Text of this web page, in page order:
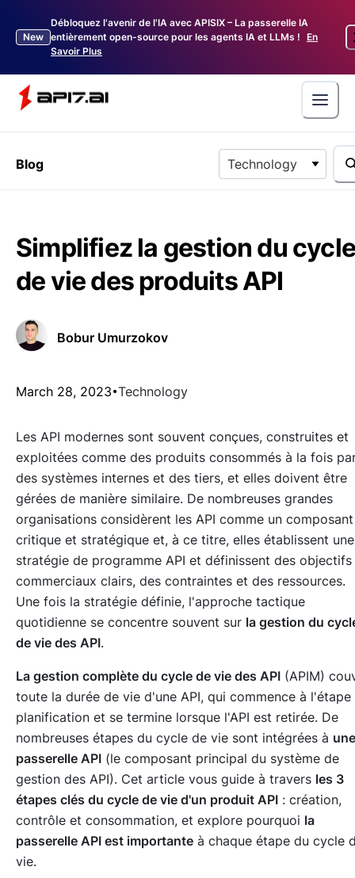
New
Débloquez l'avenir de l'IA avec APISIX – La passerelle IA
entièrement open-source pour les agents IA et LLMs ! En
Savoir Plus
Blog Technology
Simplifiez la gestion du
de vie des produits API
Bobur Umurzokov
March 28, 2023 Technology
Les API modernes sont souvent conçues, construites et
exploitées comme des produits consommés à la fois
des systèmes internes et des tiers, et elles doivent être
gérées de manière similaire. De nombreuses grandes
organisations considèrent les API comme un composant
critique et stratégique et, à ce titre, elles établissent une
stratégie de programme API et définissent des objectifs
commerciaux clairs, des contraintes et des ressources.
Une fois la stratégie définie, l'approche tactique
quotidienne se concentre souvent sur la gestion du
de vie des API.
La gestion complète du cycle de vie des API (APIM)
toute la durée de vie d'une API, qui commence à l'étape
planification et se termine lorsque l'API est retirée. De
nombreuses étapes du cycle de vie sont intégrées à une
passerelle API (le composant principal du système de
gestion des API). Cet article vous guide à travers les 3
étapes clés du cycle de vie d'un produit API : création,
contrôle et consommation, et explore pourquoi la
passerelle API est importante à chaque étape du cycle
vie.